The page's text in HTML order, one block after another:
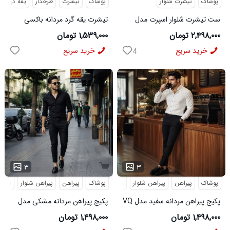
تیشرت یقه گرد مردانه باکسی
طرحدار مچینست سبز
Balenciaga مدل 50944
۱,۵۳۹,۰۰۰ تومان
خرید سریع
ست تیشرت شلوار اسپرت مدل
MAN مشکی
۲,۴۹۸,۰۰۰ تومان
خرید سریع 4
۳
پوشاک پیراهن پیراهن شلوار
پکیج پیراهن مردانه مشکی مدل
VQ شلوار مردانه مشکی مدل
MOBIN
۱,۴۹۸,۰۰۰ تومان
۳ ...
پوشاک پیراهن پیراهن شلوار شلوار مردانه
پکیج پیراهن مردانه سفید مدل VQ
شلوار مردانه مشکی مدل MOBIN
۱,۴۹۸,۰۰۰ تومان